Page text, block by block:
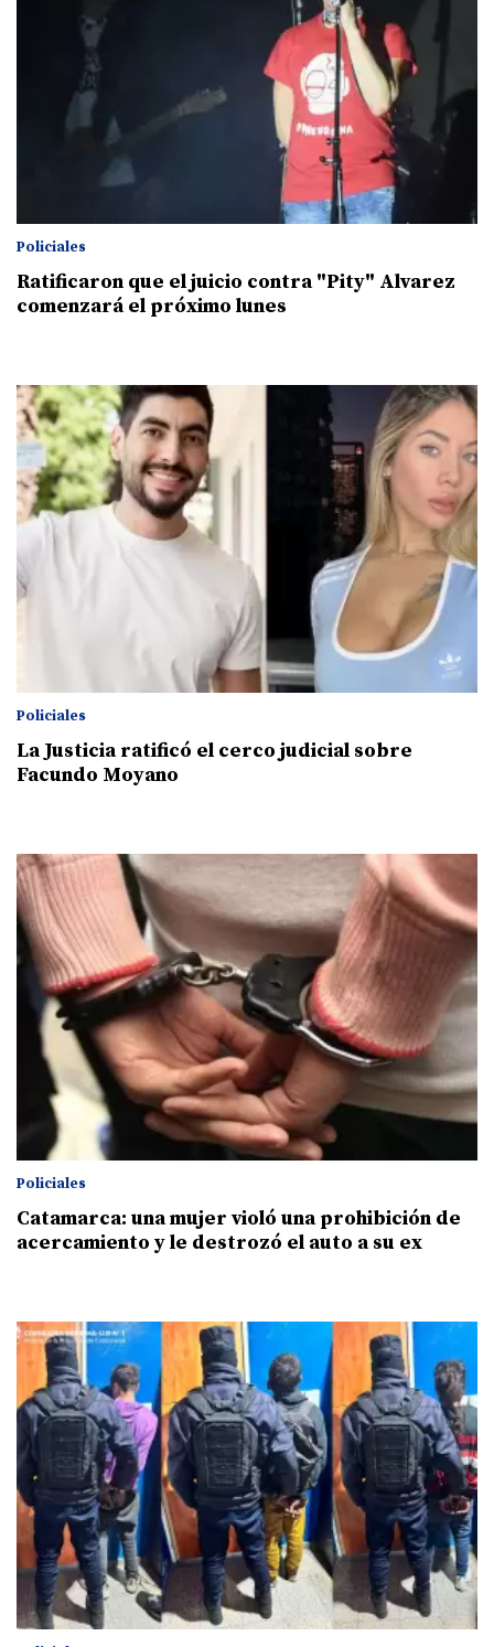
Policiales
Ratificaron que el juicio contra "Pity" Alvarez
comenzará el próximo lunes
Policiales
La Justicia ratificó el cerco judicial sobre
Facundo Moyano
Policiales
Catamarca: una mujer violó una prohibición de
acercamiento y le destrozó el auto a su ex